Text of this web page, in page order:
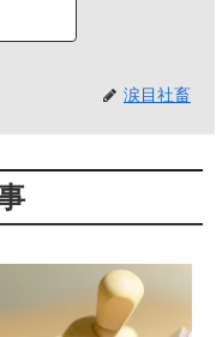
涙目社畜